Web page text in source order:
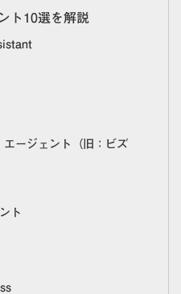
ト10選を解説
エージェント（旧：ビズ
ト